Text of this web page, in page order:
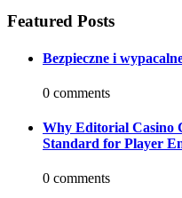
Featured Posts
Bezpieczne i
0 comments
Why Editorial Casino
Standard for Player
0 comments